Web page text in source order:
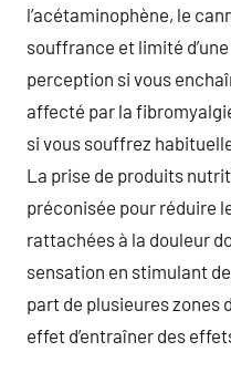
l’acétaminophène, le
souffrance et limité
perception si vous
affecté par la
si vous souffrez
La prise de produits
préconisée pour réduire
rattachées à la douleur
sensation en stimulant
part de plusieures zones
effet d’entraîner des